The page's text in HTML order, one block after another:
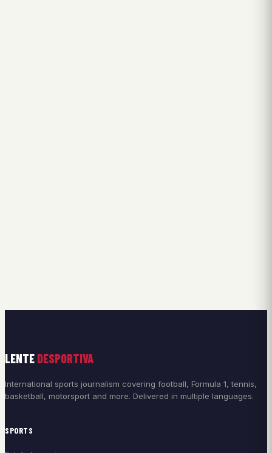
LENTE DESPORTIVA
International sports journalism covering football, Formula 1, tennis,
basketball, motorsport and more. Delivered in multiple languages.
SPORTS